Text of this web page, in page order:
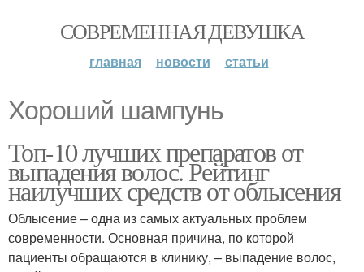
СОВРЕМЕННАЯ ДЕВУШКА
главная новости статьи
Хороший шампунь
Топ-10 лучших препаратов от
выпадения волос. Рейтинг
наилучших средств от облысения
Облысение – одна из самых актуальных проблем
современности. Основная причина, по которой
пациенты обращаются в клинику, – выпадение волос,